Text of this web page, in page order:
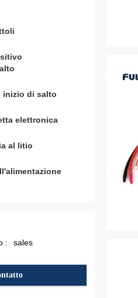
inizio di salto
elettronica
al litio
: sales